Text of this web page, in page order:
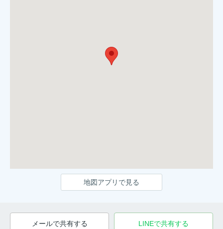
地図アプリで見る
メールで共有する LINEで共有する